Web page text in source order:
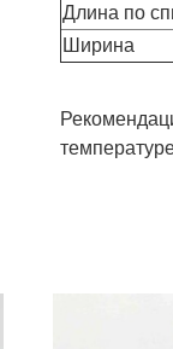
Длина по
Ширина